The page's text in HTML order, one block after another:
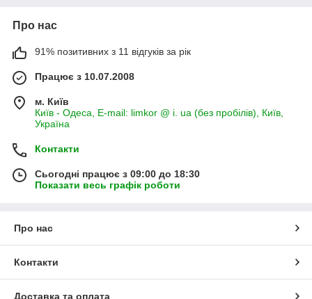
Про нас
91% позитивних з 11 відгуків за рік
Працює з 10.07.2008
м. Київ
Київ - Одеса, E-mail: limkor @ i. ua (без пробілів), Київ,
Україна
Контакти
Сьогодні працює з 09:00 до 18:30
Показати весь графік роботи
Про нас
Контакти
Доставка та оплата